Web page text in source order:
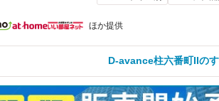
ほか提供
D-avance柱六番町IIの